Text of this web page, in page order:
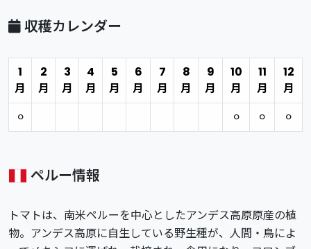
収穫カレンダー
1
月
2
月
3
月
4
月
5
月
6
月
7
月
8
月
9
月
10
月
11
月
12
月
⚪︎
⚪︎ ⚪︎ ⚪︎
ペルー情報
トマトは、南米ペルーを中心としたアンデス高原原産の植
物。アンデス高原に自生している野生種が、人間・鳥によ